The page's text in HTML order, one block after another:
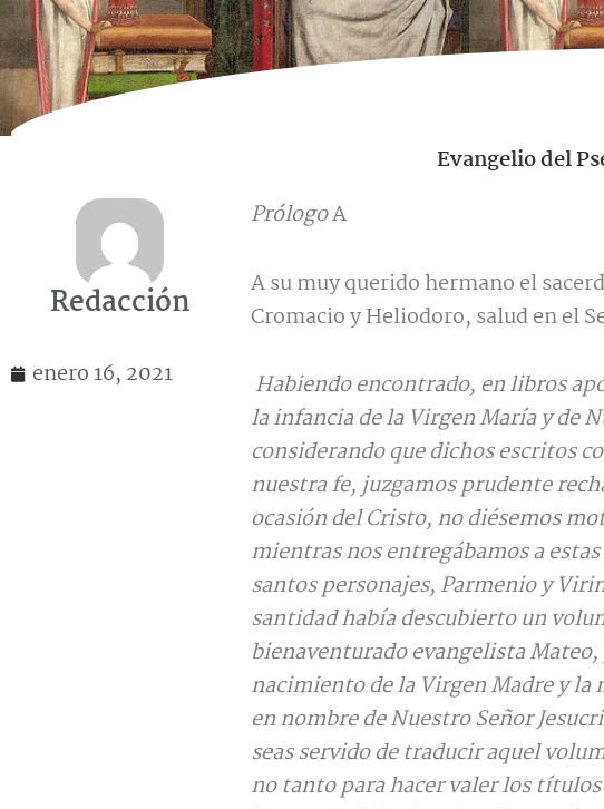
Evangelio del
Redacción
enero 16, 2021
PrólogoA
A su muy querido hermano el
Cromacio y Heliodoro, salud en el
Habiendo encontrado, en libros
la infancia de la Virgen María y de
considerando que dichos escritos
nuestra fe, juzgamos prudente
ocasión del Cristo, no diésemos
mientras nos entregábamos a
santos personajes, Parmenio y
santidad había descubierto un
bienaventurado evangelista Mateo,
nacimiento de la Virgen Madre y la
en nombre de Nuestro Señor
seas servido de traducir aquel
no tanto para hacer valer los